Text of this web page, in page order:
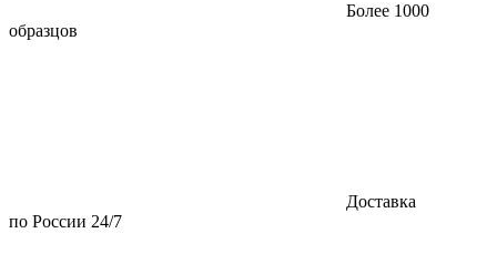
Более 1000
образцов
Доставка
по России 24/7